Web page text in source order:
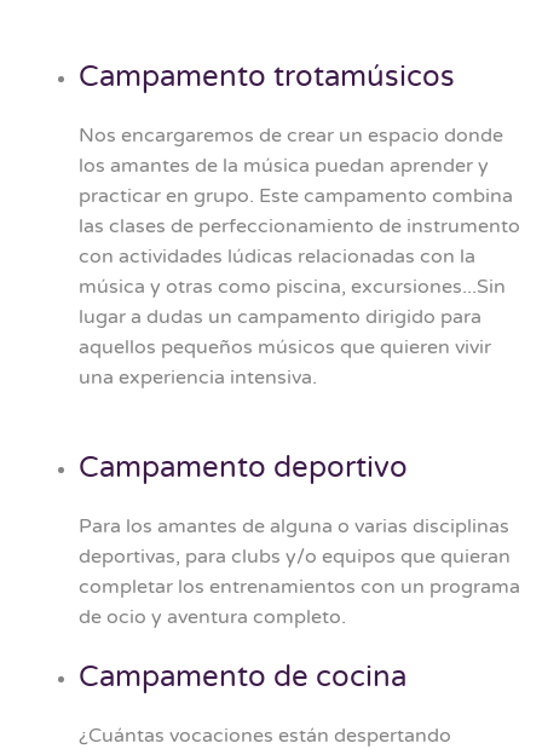
Campamento trotamúsicos
Nos encargaremos de crear un espacio donde
los amantes de la música puedan aprender y
practicar en grupo. Este campamento combina
las clases de perfeccionamiento de instrumento
con actividades lúdicas relacionadas con la
música y otras como piscina, excursiones...Sin
lugar a dudas un campamento dirigido para
aquellos pequeños músicos que quieren vivir
una experiencia intensiva.
Campamento deportivo
Para los amantes de alguna o varias disciplinas
deportivas, para clubs y/o equipos que quieran
completar los entrenamientos con un programa
de ocio y aventura completo.
Campamento de cocina
¿Cuántas vocaciones están despertando